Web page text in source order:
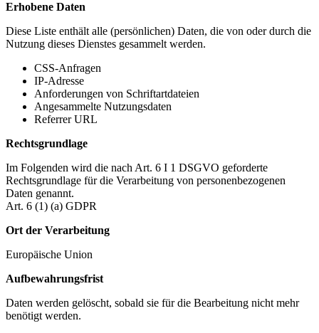
Erhobene Daten
Diese Liste enthält alle (persönlichen) Daten, die von oder durch die
Nutzung dieses Dienstes gesammelt werden.
CSS-Anfragen
IP-Adresse
Anforderungen von Schriftartdateien
Angesammelte Nutzungsdaten
Referrer URL
Rechtsgrundlage
Im Folgenden wird die nach Art. 6 I 1 DSGVO geforderte
Rechtsgrundlage für die Verarbeitung von personenbezogenen
Daten genannt.
Art. 6 (1) (a) GDPR
Ort der Verarbeitung
Europäische Union
Aufbewahrungsfrist
Daten werden gelöscht, sobald sie für die Bearbeitung nicht mehr
benötigt werden.